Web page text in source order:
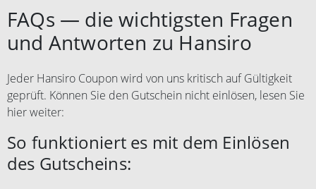
FAQs — die wichtigsten Fragen
und Antworten zu Hansiro
Jeder Hansiro Coupon wird von uns kritisch auf Gültigkeit
geprüft. Können Sie den Gutschein nicht einlösen, lesen Sie
hier weiter:
So funktioniert es mit dem Einlösen
des Gutscheins: